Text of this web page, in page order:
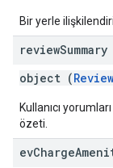
Bir yerle
reviewSummary
object (
Kullanıcı
özeti.
evCharge